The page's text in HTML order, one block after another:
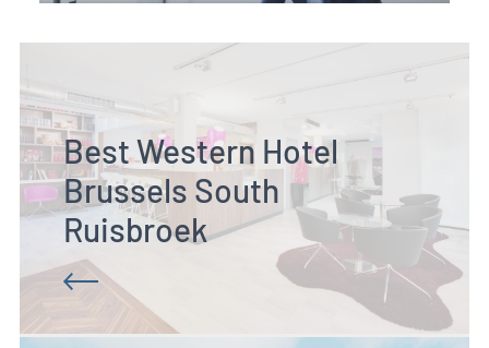
Best Western Hotel
Brussels South
Ruisbroek